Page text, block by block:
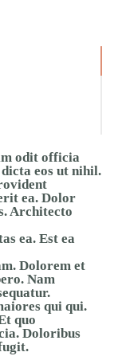
odit officia
eos ut nihil.
ea. Dolor
Architecto
ea. Est ea
Dolorem et
Nam
qui qui.
quo
Doloribus